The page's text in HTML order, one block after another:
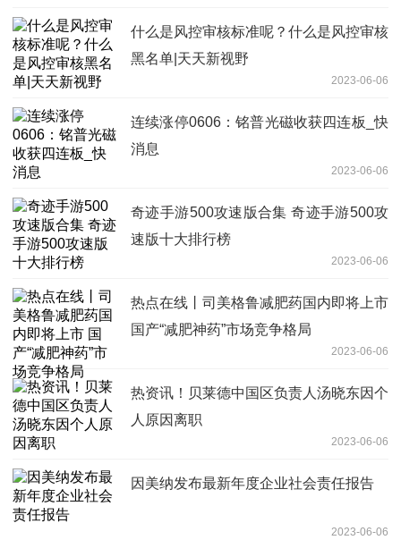
什么是风控审核标准呢？什么是风控审核
黑名单|天天新视野
2023-06-06
连续涨停0606：铭普光磁收获四连板_快
消息
2023-06-06
奇迹手游500攻速版合集 奇迹手游500攻
速版十大排行榜
2023-06-06
热点在线丨司美格鲁减肥药国内即将上市
国产“减肥神药”市场竞争格局
2023-06-06
热资讯！贝莱德中国区负责人汤晓东因个
人原因离职
2023-06-06
因美纳发布最新年度企业社会责任报告
2023-06-06